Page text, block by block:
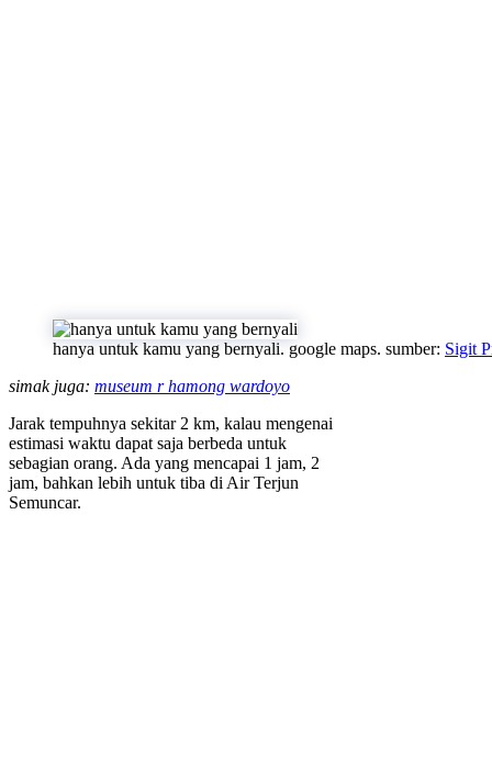
hanya untuk kamu yang bernyali. google maps. sumber: Sigit
simak juga: museum r hamong wardoyo
Jarak tempuhnya sekitar 2 km, kalau mengenai
estimasi waktu dapat saja berbeda untuk
sebagian orang. Ada yang mencapai 1 jam, 2
jam, bahkan lebih untuk tiba di Air Terjun
Semuncar.